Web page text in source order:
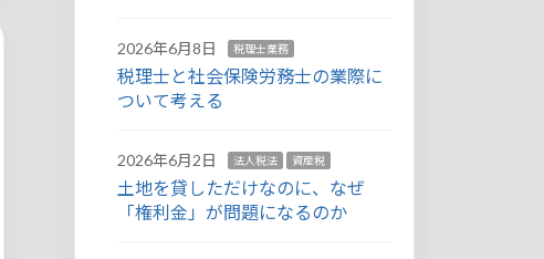
2026年6月8日 税理士業務
税理士と社会保険労務士の業際に
ついて考える
2026年6月2日 法人税法 資産税
土地を貸しただけなのに、なぜ
「権利金」が問題になるのか